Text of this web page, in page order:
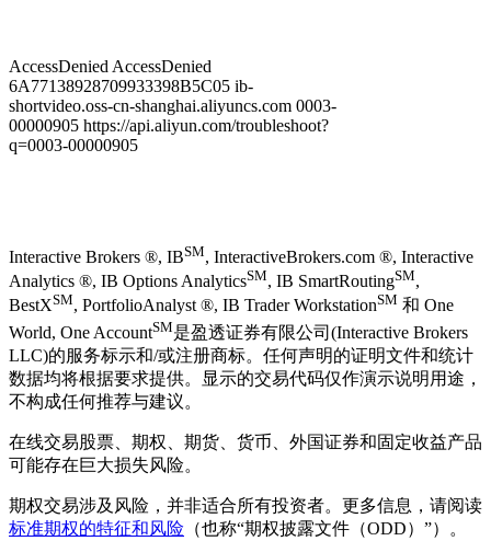
Interactive Brokers ®, IBSM, InteractiveBrokers.com ®, Interactive
Analytics ®, IB Options AnalyticsSM, IB SmartRoutingSM,
BestXSM, PortfolioAnalyst ®, IB Trader WorkstationSM 和 One
World, One AccountSM是盈透证券有限公司(Interactive Brokers
LLC)的服务标示和/或注册商标。任何声明的证明文件和统计
数据均将根据要求提供。显示的交易代码仅作演示说明用途，
不构成任何推荐与建议。
在线交易股票、期权、期货、货币、外国证券和固定收益产品
可能存在巨大损失风险。
期权交易涉及风险，并非适合所有投资者。更多信息，请阅读
标准期权的特征和风险 （也称“期权披露文件（ODD）”）。